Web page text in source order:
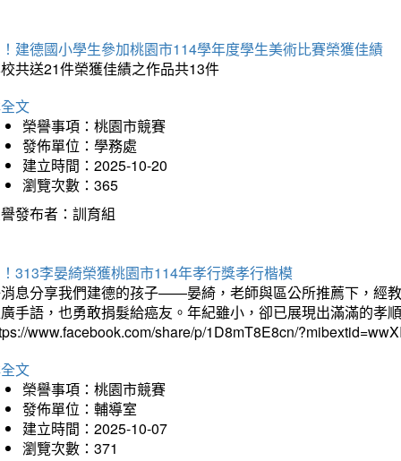
建德國小學生參加桃園市114學年度學生美術比賽榮獲佳績
共送21件榮獲佳績之作品共13件
文
榮譽事項：桃園市競賽
發佈單位：學務處
建立時間：2025-10-20
瀏覽次數：365
發布者：訓育組
313李晏綺榮獲桃園市114年孝行獎孝行楷模
息分享我們建德的孩子——晏綺，老師與區公所推薦下，經
手語，也勇敢捐髮給癌友。年紀雖小，卻已展現出滿滿的孝
www.facebook.com/share/p/1D8mT8E8cn/
文
榮譽事項：桃園市競賽
發佈單位：輔導室
建立時間：2025-10-07
瀏覽次數：371